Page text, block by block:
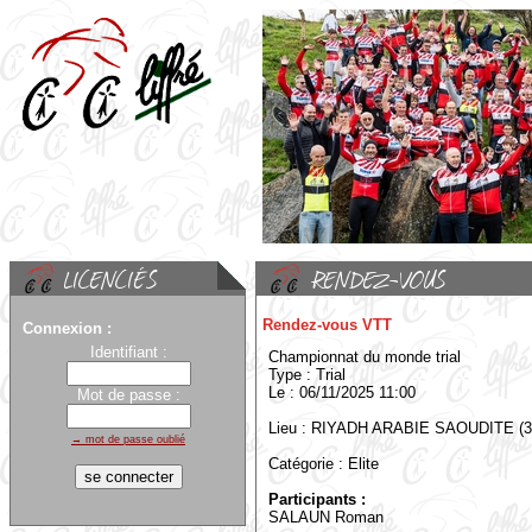
Connexion :
Identifiant :
Mot de passe :
→ mot de passe oublié
Rendez-vous VTT
Championnat du monde trial
Type : Trial
Le : 06/11/2025 11:00
Lieu : RIYADH ARABIE SAOUDITE
Catégorie : Elite
Participants :
SALAUN Roman